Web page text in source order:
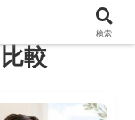
較
検索